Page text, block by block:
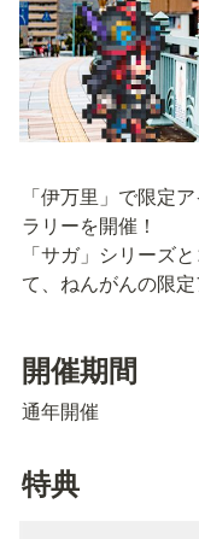
「伊万里」で限定
ラリーを開催！
「サガ」シリーズ
て、ねんがんの限
開催期間
通年開催
特典